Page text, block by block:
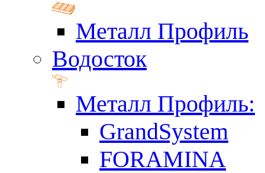
Металл Профиль
Водосток
Металл Профиль:
GrandSystem
FORAMINA